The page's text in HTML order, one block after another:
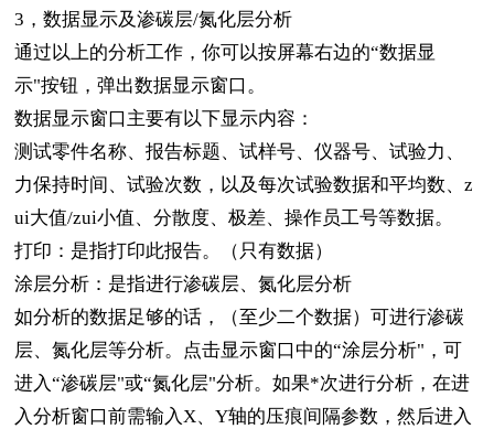
3，数据显示及渗碳层/氮化层分析
通过以上的分析工作，你可以按屏幕右边的“数据显
示"按钮，弹出数据显示窗口。
数据显示窗口主要有以下显示内容：
测试零件名称、报告标题、试样号、仪器号、试验力、
力保持时间、试验次数，以及每次试验数据和平均数、z
ui大值/zui小值、分散度、极差、操作员工号等数据。
打印：是指打印此报告。（只有数据）
涂层分析：是指进行渗碳层、氮化层分析
如分析的数据足够的话，（至少二个数据）可进行渗碳
层、氮化层等分析。点击显示窗口中的“涂层分析"，可
进入“渗碳层"或“氮化层"分析。如果*次进行分析，在进
入分析窗口前需输入X、Y轴的压痕间隔参数，然后进入